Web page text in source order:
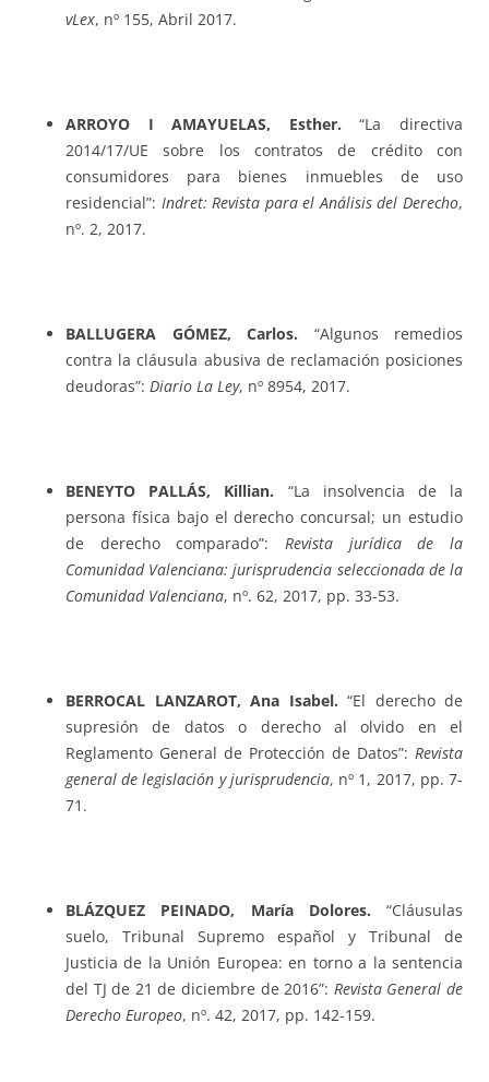
vLex, nº 155, Abril 2017.
ARROYO I AMAYUELAS, Esther. “La directiva
2014/17/UE sobre los contratos de crédito con
consumidores para bienes inmuebles de uso
residencial”: Indret: Revista para el Análisis del Derecho,
nº. 2, 2017.
BALLUGERA GÓMEZ, Carlos. “Algunos remedios
contra la cláusula abusiva de reclamación posiciones
deudoras”: Diario La Ley, nº 8954, 2017.
BENEYTO PALLÁS, Killian. “La insolvencia de la
persona física bajo el derecho concursal; un estudio
de derecho comparado”: Revista jurídica de la
Comunidad Valenciana: jurisprudencia seleccionada de la
Comunidad Valenciana, nº. 62, 2017, pp. 33-53.
BERROCAL LANZAROT, Ana Isabel. “El derecho de
supresión de datos o derecho al olvido en el
Reglamento General de Protección de Datos”: Revista
general de legislación y jurisprudencia, nº 1, 2017, pp. 7-
71.
BLÁZQUEZ PEINADO, María Dolores. “Cláusulas
suelo, Tribunal Supremo español y Tribunal de
Justicia de la Unión Europea: en torno a la sentencia
del TJ de 21 de diciembre de 2016”: Revista General de
Derecho Europeo, nº. 42, 2017, pp. 142-159.